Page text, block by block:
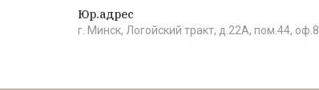
Юр.адрес
г. Минск, Логойский тракт, д.22А, пом.44, оф.8